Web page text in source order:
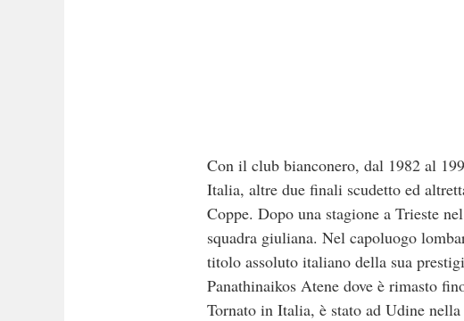
Con il club bianconero, dal 1982 al
Italia, altre due finali scudetto ed
Coppe. Dopo una stagione a Trieste
squadra giuliana. Nel capoluogo
titolo assoluto italiano della sua
Panathinaikos Atene dove è rimasto
Tornato in Italia, è stato ad Udine